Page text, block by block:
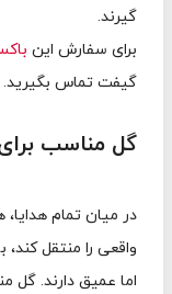
گیرند.
برای سفارش این
گیفت تماس بگیرید.
گل مناسب
در میان تمام
واقعی را منتقل
اما عمیق دارند. گل